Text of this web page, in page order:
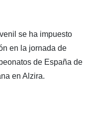
se ha impuesto
en la jornada de
de España de
en Alzira.